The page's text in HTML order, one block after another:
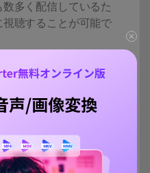
多く配信しているた
聴することが可能で
作品も見放題であり、
できるでしょう。
にもこだわっており、
る点も魅力であると言
金は「2,189円（税